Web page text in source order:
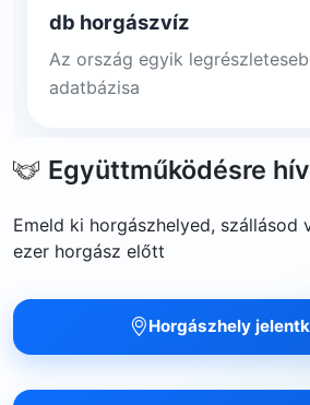
db horgászvíz
Az ország egyik
adatbázisa
Együttműködésre
Emeld ki horgászhelyed,
ezer horgász előtt
Horgászhely